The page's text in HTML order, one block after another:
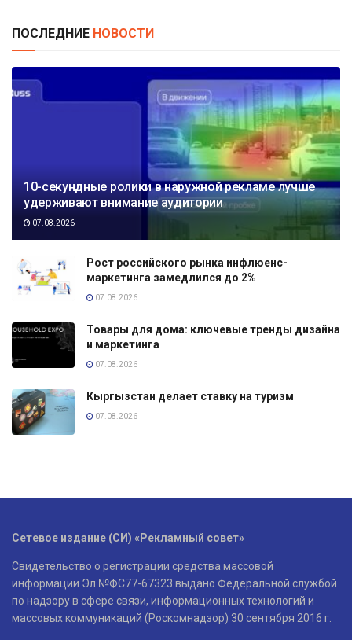
ПОСЛЕДНИЕ НОВОСТИ
10-секундные ролики в наружной рекламе лучше
удерживают внимание аудитории
07.08.2026
Рост российского рынка инфлюенс-
маркетинга замедлился до 2%
07.08.2026
Товары для дома: ключевые тренды дизайна
и маркетинга
07.08.2026
Кыргызстан делает ставку на туризм
07.08.2026
Сетевое издание (СИ) «Рекламный совет»
Свидетельство о регистрации средства массовой
информации Эл №ФС77-67323 выдано Федеральной службой
по надзору в сфере связи, информационных технологий и
массовых коммуникаций (Роскомнадзор) 30 сентября 2016 г.